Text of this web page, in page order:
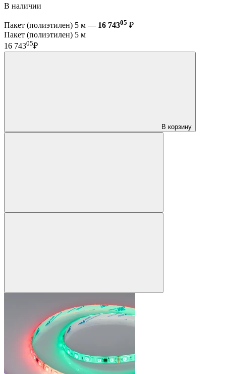
В наличии
Пакет (полиэтилен) 5 м — 16 74305 ₽
Пакет (полиэтилен) 5 м
16 74305₽
В корзину